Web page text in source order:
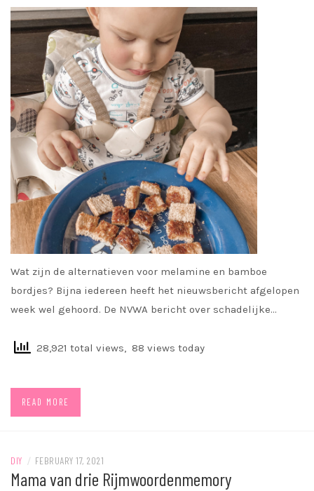
Wat zijn de alternatieven voor melamine en bamboe
bordjes? Bijna iedereen heeft het nieuwsbericht afgelopen
week wel gehoord. De NVWA bericht over schadelijke…
28,921 total views, 88 views today
READ MORE
DIY / FEBRUARY 17, 2021
Mama van drie Rijmwoordenmemory